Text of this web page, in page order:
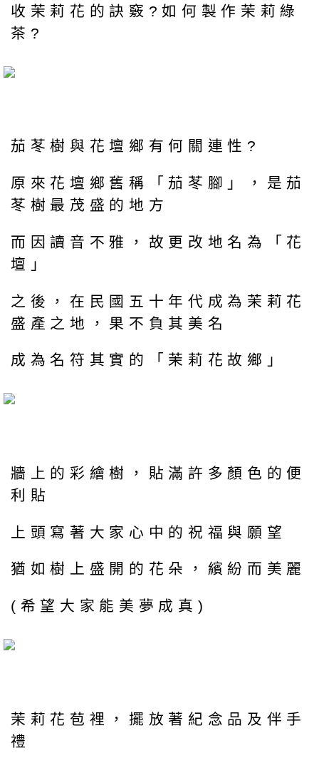
收茉莉花的訣竅?如何製作茉莉綠
茶?
茄苳樹與花壇鄉有何關連性?
原來花壇鄉舊稱「茄苳腳」，是茄
苳樹最茂盛的地方
而因讀音不雅，故更改地名為「花
壇」
之後，在民國五十年代成為茉莉花
盛產之地，果不負其美名
成為名符其實的「茉莉花故鄉」
牆上的彩繪樹，貼滿許多顏色的便
利貼
上頭寫著大家心中的祝福與願望
猶如樹上盛開的花朵，繽紛而美麗
(希望大家能美夢成真)
茉莉花苞裡，擺放著紀念品及伴手
禮